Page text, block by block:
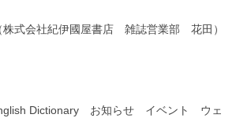
株式会社紀伊國屋書店 雑誌営業部 花田）
Dictionary お知らせ イベント
ウェ